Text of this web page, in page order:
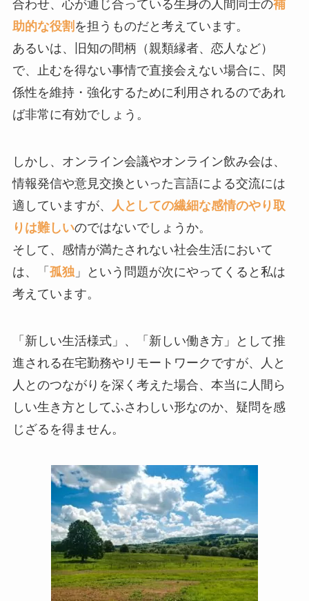
合わせ、心が通じ合っている生身の人間同士の補
助的な役割 を担うものだと考えています。
あるいは、旧知の間柄（親類縁者、恋人など）
で、止むを得ない事情で直接会えない場合に、関
係性を維持・強化するために利用されるのであれ
ば非常に有効でしょう。
しかし、オンライン会議やオンライン飲み会は、
情報発信や意見交換といった言語による交流には
適していますが、
人としての繊細な感情のやり取
りは難しいのではないでしょうか。
そして、感情が満たされない社会生活において
は、「 孤独」という問題が次にやってくると私は
考えています。
「新しい生活様式」、「新しい働き方」として推
進される在宅勤務やリモートワークですが、人と
人とのつながりを深く考えた場合、本当に人間ら
しい生き方としてふさわしい形なのか、疑問を感
じざるを得ません。